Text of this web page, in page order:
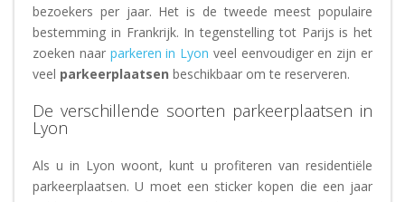
bezoekers per jaar. Het is de tweede meest populaire
bestemming in Frankrijk. In tegenstelling tot Parijs is het
zoeken naar parkeren in Lyon veel eenvoudiger en zijn er
veel parkeerplaatsen beschikbaar om te reserveren.
De verschillende soorten parkeerplaatsen in
Lyon
Als u in Lyon woont, kunt u profiteren van residentiële
parkeerplaatsen. U moet een sticker kopen die een jaar